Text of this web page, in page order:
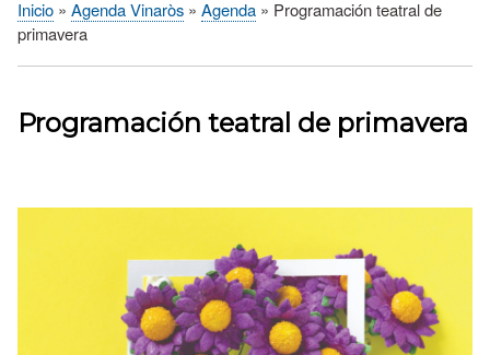
Sobrescribir
ayuda
a
Inicio Agenda Vinaròs Agenda
Programación teatral de
primavera
Programación teatral de primavera